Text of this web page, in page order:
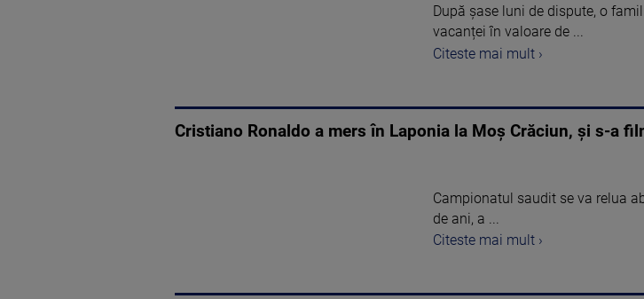
După șase luni de dispute, o
vacanței în valoare de ...
Citeste mai mult ›
Cristiano Ronaldo a mers în Laponia la Moş Crăciun, și s-a
Campionatul saudit se va relua
de ani, a ...
Citeste mai mult ›